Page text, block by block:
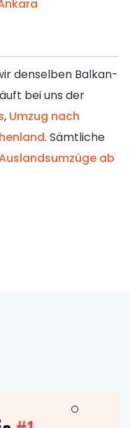
denselben Balkan-
bei uns der
, Umzug nach
. Sämtliche
ab